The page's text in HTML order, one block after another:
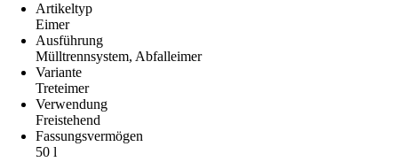
Artikeltyp
Eimer
Ausführung
Mülltrennsystem, Abfalleimer
Variante
Treteimer
Verwendung
Freistehend
Fassungsvermögen
50 l